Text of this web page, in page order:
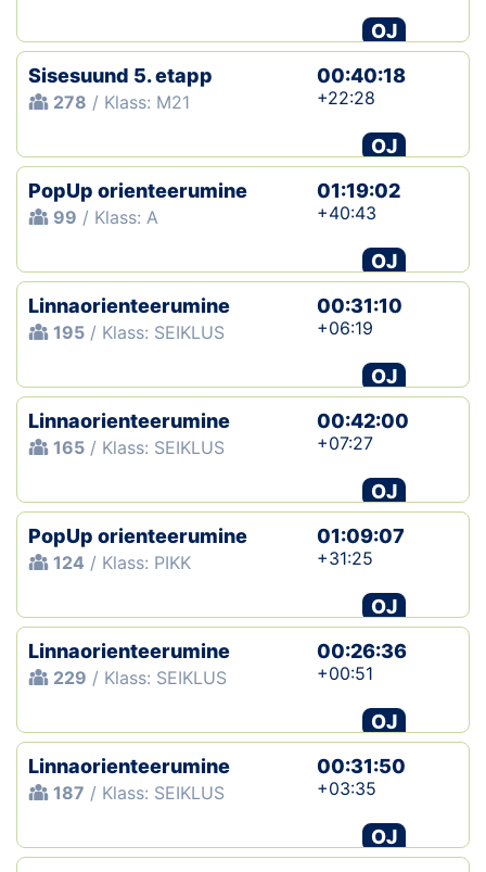
OJ
Sisesuund 5. etapp
278 / Klass: M21
00:40:18
+22:28
OJ
PopUp orienteerumine
99 / Klass: A
01:19:02
+40:43
OJ
Linnaorienteerumine
195 / Klass: SEIKLUS
00:31:10
+06:19
OJ
Linnaorienteerumine
165 / Klass: SEIKLUS
00:42:00
+07:27
OJ
PopUp orienteerumine
124 / Klass: PIKK
01:09:07
+31:25
OJ
Linnaorienteerumine
229 / Klass: SEIKLUS
00:26:36
+00:51
OJ
Linnaorienteerumine
187 / Klass: SEIKLUS
00:31:50
+03:35
OJ